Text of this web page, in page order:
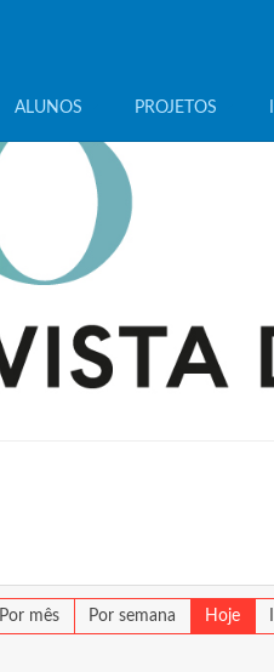
ALUNOS PROJETOS
Por mês Por semana Hoje